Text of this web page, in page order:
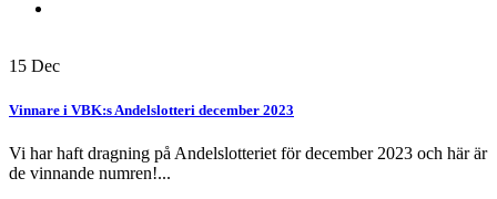
15 Dec
Vinnare i VBK:s Andelslotteri december 2023
Vi har haft dragning på Andelslotteriet för december 2023 och här är
de vinnande numren!...